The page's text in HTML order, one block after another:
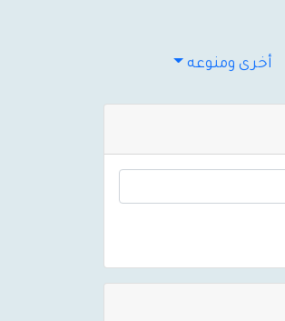
أخرى ومنوعه